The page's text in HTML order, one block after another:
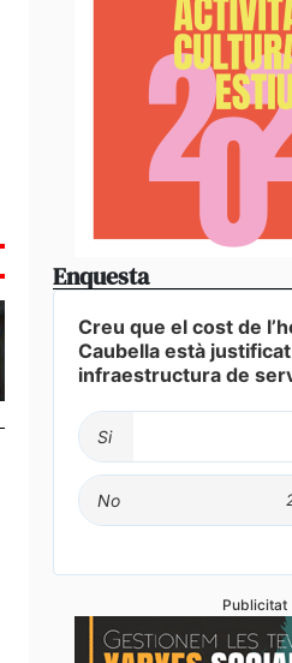
Enquesta
Creu que el cost de
Caubella està
infraestructura de
Si
No
Publicitat